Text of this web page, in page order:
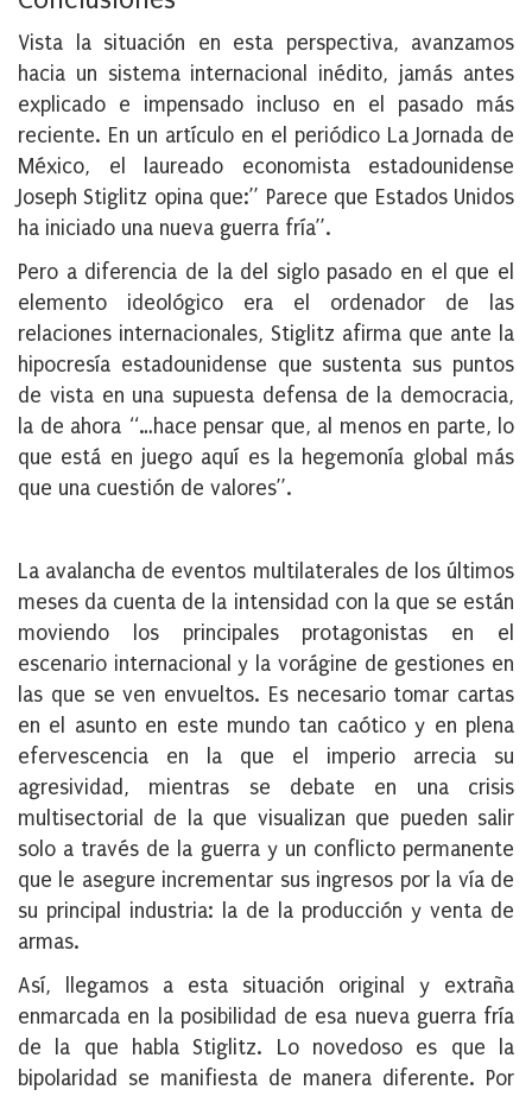
Vista la situación en esta perspectiva, avanzamos
hacia un sistema internacional inédito, jamás antes
explicado e impensado incluso en el pasado más
reciente. En un artículo en el periódico La Jornada de
México, el laureado economista estadounidense
Joseph Stiglitz opina que:” Parece que Estados Unidos
ha iniciado una nueva guerra fría”.
Pero a diferencia de la del siglo pasado en el que el
elemento ideológico era el ordenador de las
relaciones internacionales, Stiglitz afirma que ante la
hipocresía estadounidense que sustenta sus puntos
de vista en una supuesta defensa de la democracia,
la de ahora “…hace pensar que, al menos en parte, lo
que está en juego aquí es la hegemonía global más
que una cuestión de valores”.
La avalancha de eventos multilaterales de los últimos
meses da cuenta de la intensidad con la que se están
moviendo los principales protagonistas en el
escenario internacional y la vorágine de gestiones en
las que se ven envueltos. Es necesario tomar cartas
en el asunto en este mundo tan caótico y en plena
efervescencia en la que el imperio arrecia su
agresividad, mientras se debate en una crisis
multisectorial de la que visualizan que pueden salir
solo a través de la guerra y un conflicto permanente
que le asegure incrementar sus ingresos por la vía de
su principal industria: la de la producción y venta de
armas.
Así, llegamos a esta situación original y extraña
enmarcada en la posibilidad de esa nueva guerra fría
de la que habla Stiglitz. Lo novedoso es que la
bipolaridad se manifiesta de manera diferente. Por